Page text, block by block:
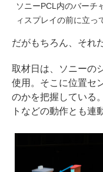
ソニーPCL内のバーチ
ィスプレイの前に立
だがもちろん、それ
取材日は、ソニーの
使用。そこに位置セ
のかを把握している
トなどの動作とも連